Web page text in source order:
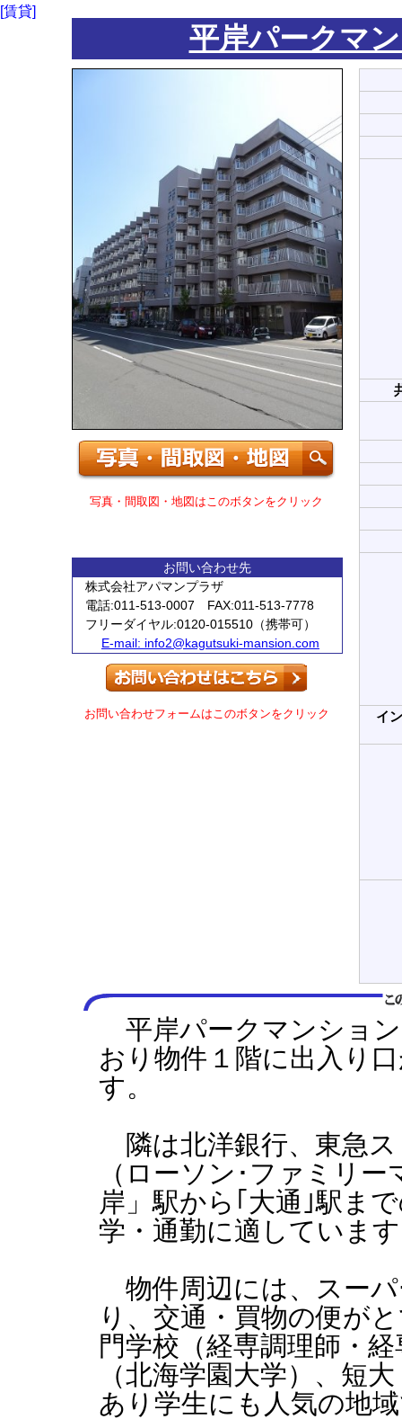
[賃貸]
平岸パークマ
写真・間取図・地図はこのボタンをクリック
お問い合わせ先
株式会社アパマンプラザ
電話:011-513-0007 FAX:011-513-7778
フリーダイヤル:0120-015510（携帯可）
E-mail: info2@kagutsuki-mansion.com
お問い合わせフォームはこのボタンをクリック イ
平岸パークマンショ
おり物件１階に出入り
す。
隣は北洋銀行、東急
（ローソン･ファミリ
岸」駅から｢大通｣駅ま
学・通勤に適していま
物件周辺には、スー
り、交通・買物の便が
門学校（経専調理師・
（北海学園大学）、短
あり学生にも人気の地